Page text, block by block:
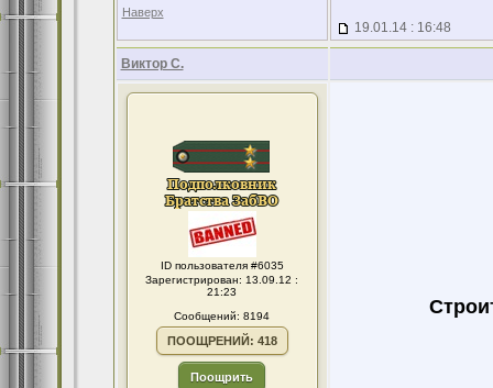
Наверх
19.01.14 : 16:48
Виктор С.
ID пользователя #6035
Зарегистрирован: 13.09.12 :
21:23
Сообщений: 8194
ПООЩРЕНИЙ: 418
Поощрить